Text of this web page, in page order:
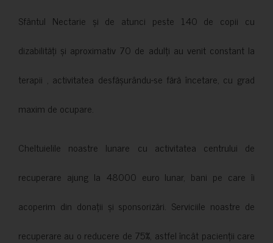
Sfântul Nectarie și de atunci peste 140 de copii cu
dizabilități și aproximativ 70 de adulți au venit constant la
terapii , activitatea desfășurându-se fără încetare, cu grad
maxim de ocupare.
Cheltuielile noastre lunare cu activitatea centrului de
recuperare ajung la 48000 euro lunar, bani pe care îi
acoperim din donații și sponsorizări. Serviciile noastre de
recuperare au o reducere de 75%, astfel încât pacienții care